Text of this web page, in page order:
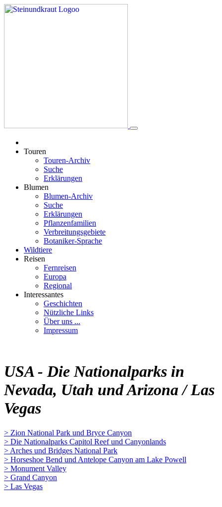
Touren
Touren-Archiv
Suche
Erklärungen
Blumen
Blumen-Archiv
Suche
Erklärungen
Pflanzenfamilien
Verbreitungsgebiete
Botaniker-Sprache
Wildtiere
Reisen
Fernreisen
Europa
Regional
Interessantes
Geschichten
Nützliche Links
Über uns ...
Impressum
USA - Die Nationalparks in
Nevada, Utah und Arizona / Las
Vegas
> Zion National Park und Bryce Canyon
> Die Nationalparks Capitol Reef und Canyonlands
> Arches und Bridges National Park
> Horseshoe Bend und Antelope Canyon am Lake Powell
> Monument Valley
> Grand Canyon
> Las Vegas